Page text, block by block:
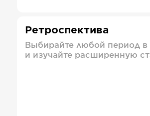
Ретроспектива
Выбирайте любой период
и изучайте расширенную